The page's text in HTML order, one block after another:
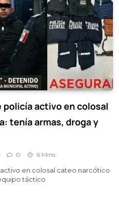
policía activo en colosal
tenía armas, droga y
0 6 Mins
en colosal cateo narcótico
táctico